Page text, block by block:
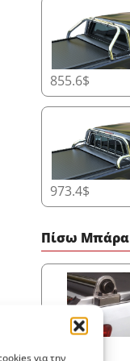
για την
855.6$
973.4$
Πίσω